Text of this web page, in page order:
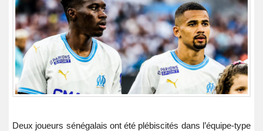
Deux joueurs sénégalais ont été plébiscités dans l’équipe-type